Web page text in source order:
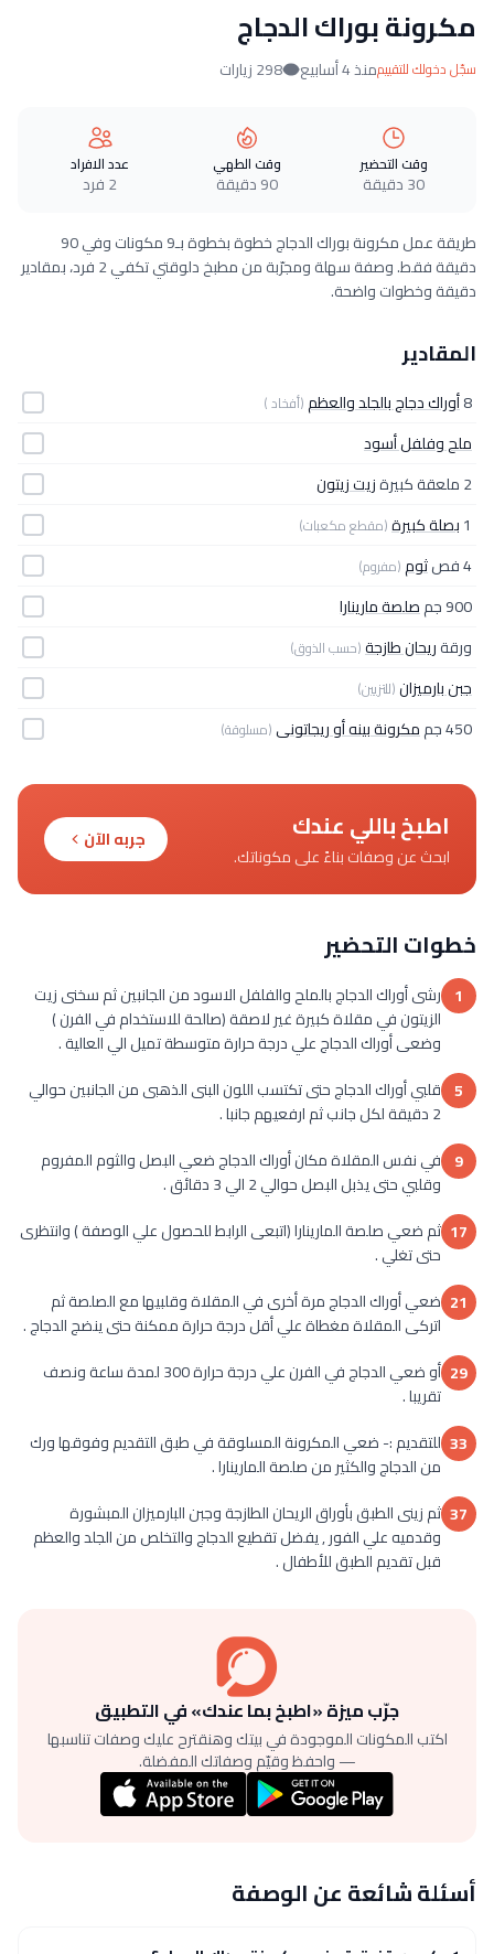
مكرونة بوراك الدجاج
سجّل دخولك للتقييممنذ 4 أسابيع 298 زيارات
وقت التحضير
30 دقيقة
وقت الطهي
90 دقيقة
عدد الافراد
2 فرد
طريقة عمل مكرونة بوراك الدجاج خطوة بخطوة بـ9 مكونات وفي 90
دقيقة فقط. وصفة سهلة ومجرّبة من مطبخ دلوقتي تكفي 2 فرد، بمقادير
دقيقة وخطوات واضحة.
المقادير
8أوراك دجاج بالجلد والعظم(أفخاد )
ملح وفلفل أسود
2 ملعقة كبيرة
زيت زيتون
1بصلة كبيرة(مقطع مكعبات)
4 فص ثوم(مفروم)
900 جم
صلصة مارينارا
ورقةريحان طازجة(حسب الذوق)
جبن بارميزان(للتزيين)
450 جم مكرونة بينه أو ريجاتونى (مسلوقة)
اطبخ باللي عندك
ابحث عن وصفات بناءً على مكوناتك.
جربه الآن
خطوات التحضير
1 رشى أوراك الدجاج بالملح والفلفل الاسود من الجانبين ثم سخنى زيت
الزيتون في مقلاة كبيرة غير لاصقة (صالحة للاستخدام في الفرن )
وضعى أوراك الدجاج علي درجة حرارة متوسطة تميل الي العالية .
5 قلبي أوراك الدجاج حتى تكتسب اللون البنى الذهبى من الجانبين حوالي
2 دقيقة لكل جانب ثم ارفعيهم جانبا .
9 في نفس المقلاة مكان أوراك الدجاج ضعي البصل والثوم المفروم
وقلبي حتى يذبل البصل حوالي 2 الي 3 دقائق .
17 ثم ضعي صلصة المارينارا (اتبعى الرابط للحصول علي الوصفة ) وانتظرى
حتى تغلي .
21 ضعي أوراك الدجاج مرة أخرى في المقلاة وقلبيها مع الصلصة ثم
اتركى المقلاة مغطاة علي أقل درجة حرارة ممكنة حتى ينضج الدجاج .
29
أو ضعي الدجاج في الفرن علي درجة حرارة 300 لمدة ساعة ونصف
تقريبا .
33 للتقديم :- ضعي المكرونة المسلوقة في طبق التقديم وفوقها ورك
من الدجاج والكثير من صلصة المارينارا .
37 ثم زينى الطبق بأوراق الريحان الطازجة وجبن البارميزان المبشورة
وقدميه علي الفور , يفضل تقطيع الدجاج والتخلص من الجلد والعظم
قبل تقديم الطبق للأطفال .
جرّب ميزة «اطبخ بما عندك» في التطبيق
اكتب المكونات الموجودة في بيتك وهنقترح عليك وصفات تناسبها
— واحفظ وقيّم وصفاتك المفضلة.
أسئلة شائعة عن الوصفة